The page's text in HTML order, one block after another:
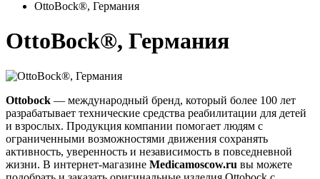
OttoBock®, Германия
OttoBock®, Германия
Ottobock — международный бренд, который более 100 лет
разрабатывает технические средства реабилитации для детей
и взрослых. Продукция компании помогает людям с
ограниченными возможностями движения сохранять
активность, уверенность и независимость в повседневной
жизни. В интернет-магазине Medicamoscow.ru вы можете